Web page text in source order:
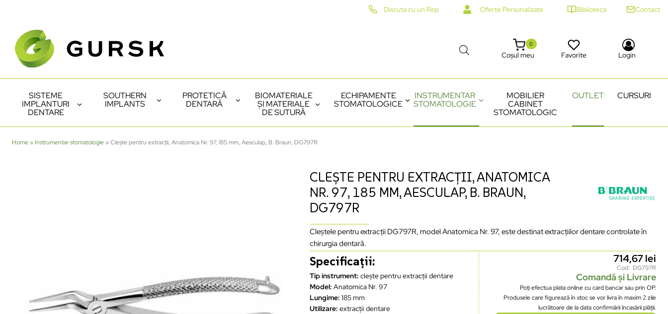
Discuta cu un Rep Oferte Personalizate Biblioteca Contact
Coșul meu
0
Favorite Login
SISTEME
IMPLANTURI
DENTARE
SOUTHERN
IMPLANTS
PROTETICĂ
DENTARĂ
BIOMATERIALE
ȘI MATERIALE
DE SUTURĂ
ECHIPAMENTE
STOMATOLOGICE
INSTRUMENTAR
STOMATOLOGIE
MOBILIER
CABINET
STOMATOLOGIC
OUTLET CURSURI
Home » Instrumentar stomatologie »Clește pentru extracții, Anatomica Nr. 97, 185 mm, Aesculap, B. Braun, DG797R
CLEȘTE PENTRU EXTRACȚII, ANATOMICA
NR. 97, 185 MM, AESCULAP, B. BRAUN,
DG797R
Cleștele pentru extracții DG797R, model Anatomica Nr. 97, este destinat extracțiilor dentare controlate în
chirurgia dentară.
Specificații:
Tip instrument: clește pentru extracții dentare
Model: Anatomica Nr. 97
Lungime: 185 mm
Utilizare: extracții dentare
714,67lei
Cod: DG797R
Comandă și Livrare
Poți efectua plata online cu card bancar sau prin OP.
Produsele care figurează în stoc se vor livra în maxim 2 zile
lucrătoare de la data confirmării încasării plății.